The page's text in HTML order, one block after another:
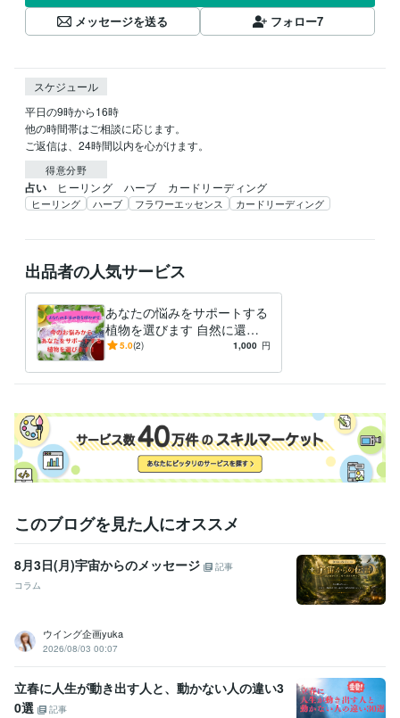
メッセージを送る
フォロー7
スケジュール
平日の9時から16時
他の時間帯はご相談に応じます。
ご返信は、24時間以内を心がけます。
得意分野
占い ヒーリング　ハーブ　カードリーディング
ヒーリング ハーブ フラワーエッセンス カードリーディング
出品者の人気サービス
あなたの悩みをサポートする
植物を選びます 自然に還り
心地よく♥軽やかに♥手放しま
5.0(2) 1,000 円
このブログを見た人にオススメ
8月3日(月)宇宙からのメッセージ
記事
コラム
ウイング企画yuka
2026/08/03 00:07
立春に人生が動き出す人と、動かない人の違い3
0選
記事